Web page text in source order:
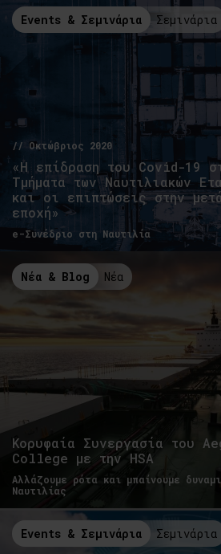
Events & Σεμινάρια Σεμινάρια
// Οκτώβριος 2020
«Η επίδραση του Covid-19
Τμήματα των Ναυτιλιακών
και οι επιπτώσεις στην
εποχή»
e-Συνέδριο στη Ναυτιλία
Νέα & Blog Νέα
Κορυφαία Συνεργασία του
College με την HSA
Αλλάζουμε ρότα και μπαίνουμε
Ναυτιλίας
Events & Σεμινάρια Σεμινάρια